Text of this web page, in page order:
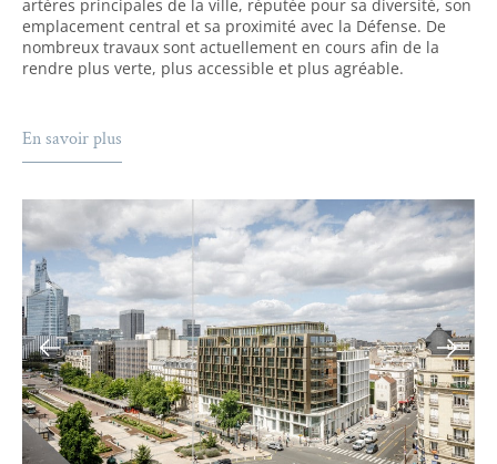
artères principales de la ville, réputée pour sa diversité, son
emplacement central et sa proximité avec la Défense. De
nombreux travaux sont actuellement en cours afin de la
rendre plus verte, plus accessible et plus agréable.
En savoir plus